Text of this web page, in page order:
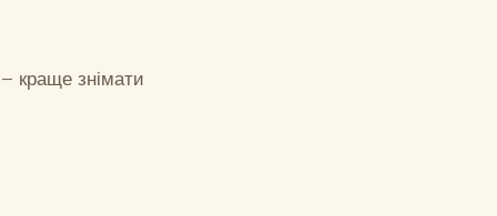
краще знімати